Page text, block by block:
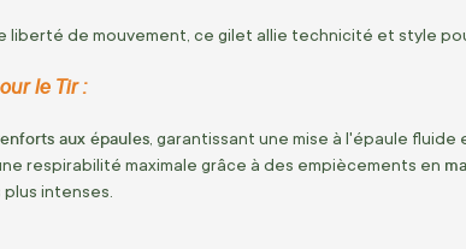
liberté de mouvement, ce gilet allie technicité et style
le Tir :
aux épaules , garantissant une mise à l'épaule
respirabilité maximale grâce à des empiècements en
intenses.